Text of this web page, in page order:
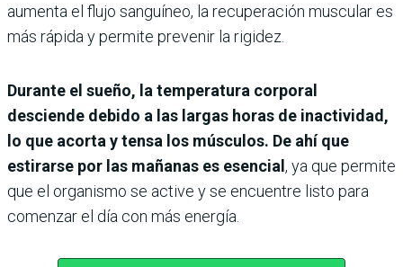
aumenta el flujo sanguíneo, la recuperación muscular es
más rápida y permite prevenir la rigidez.
Durante el sueño, la temperatura corporal
desciende debido a las largas horas de inactividad,
lo que acorta y tensa los músculos. De ahí que
estirarse por las mañanas es esencial, ya que permite
que el organismo se active y se encuentre listo para
comenzar el día con más energía.